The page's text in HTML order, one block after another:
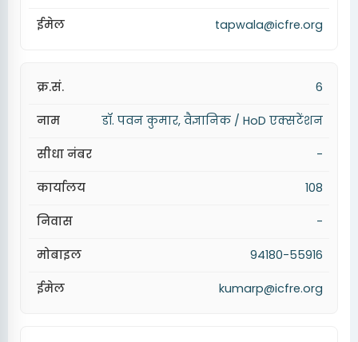
tapwala@icfre.org
6
डॉ. पवन कुमार, वैज्ञानिक / HoD एक्सटेंशन
-
108
-
94180-55916
kumarp@icfre.org